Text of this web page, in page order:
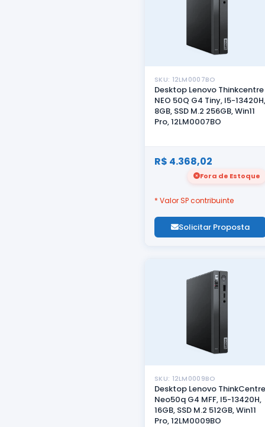
SKU: 12LM0007BO
Desktop Lenovo Thinkcentre
NEO 50Q G4 Tiny, I5-13420H,
8GB, SSD M.2 256GB, Win11
Pro, 12LM0007BO
R$ 4.368,02
Fora de Estoque
* Valor SP contribuinte
Solicitar Proposta
SKU: 12LM0009BO
Desktop Lenovo ThinkCentre
Neo50q G4 MFF, I5-13420H,
16GB, SSD M.2 512GB, Win11
Pro, 12LM0009BO